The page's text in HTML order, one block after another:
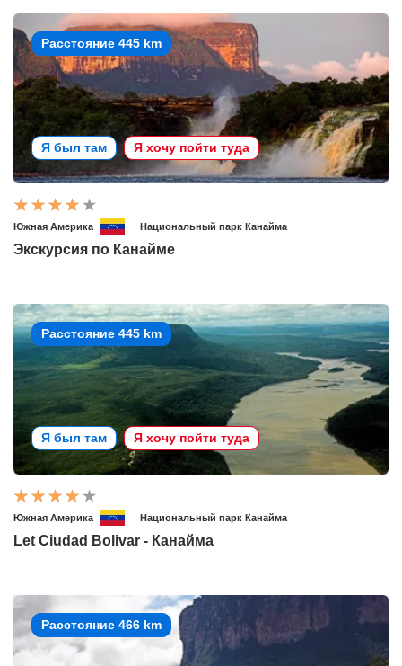
Расстояние 445 km
Я был там Я хочу пойти туда
Южная Америка Национальный парк Канайма
Экскурсия по Канайме
Расстояние 445 km
Я был там Я хочу пойти туда
Южная Америка Национальный парк Канайма
Let Ciudad Bolivar - Канайма
Расстояние 466 km